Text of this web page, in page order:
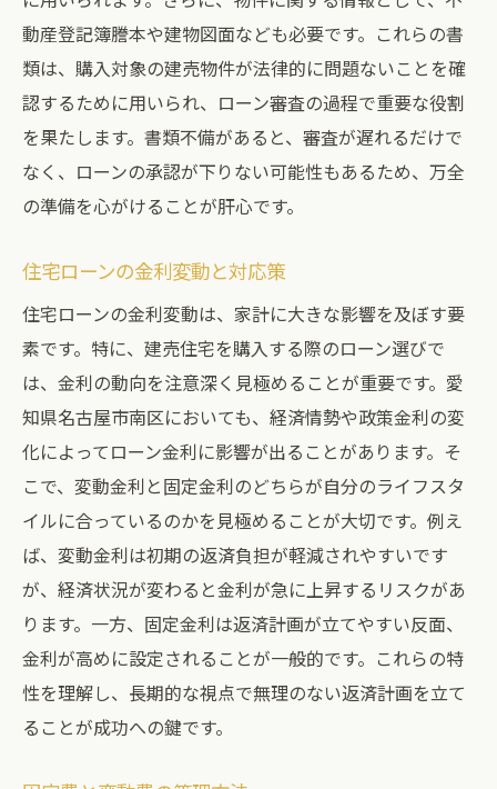
動産登記簿謄本や建物図面なども必要です。これらの書
類は、購入対象の建売物件が法律的に問題ないことを確
認するために用いられ、ローン審査の過程で重要な役割
を果たします。書類不備があると、審査が遅れるだけで
なく、ローンの承認が下りない可能性もあるため、万全
の準備を心がけることが肝心です。
住宅ローンの金利変動と対応策
住宅ローンの金利変動は、家計に大きな影響を及ぼす要
素です。特に、建売住宅を購入する際のローン選びで
は、金利の動向を注意深く見極めることが重要です。愛
知県名古屋市南区においても、経済情勢や政策金利の変
化によってローン金利に影響が出ることがあります。そ
こで、変動金利と固定金利のどちらが自分のライフスタ
イルに合っているのかを見極めることが大切です。例え
ば、変動金利は初期の返済負担が軽減されやすいです
が、経済状況が変わると金利が急に上昇するリスクがあ
ります。一方、固定金利は返済計画が立てやすい反面、
金利が高めに設定されることが一般的です。これらの特
性を理解し、長期的な視点で無理のない返済計画を立て
ることが成功への鍵です。